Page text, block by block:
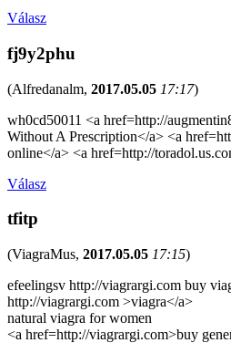
Válasz
fj9y2phu
(Alfredanalm, 2017.05.05 17:17)
wh0cd50011 <a href=http://
Without A Prescription</a> <a
online</a> <a href=http://
Válasz
tfitp
(ViagraMus, 2017.05.05 17:15)
efeelingsv http://viagrargi.com buy
http://viagrargi.com >viagra</a>
natural viagra for women
<a href=http://viagrargi.com>buy